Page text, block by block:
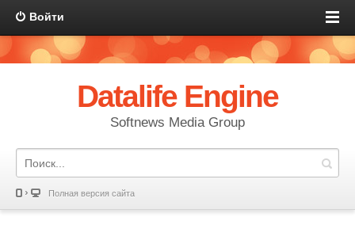
Войти
Datalife Engine
Softnews Media Group
Полная версия сайта